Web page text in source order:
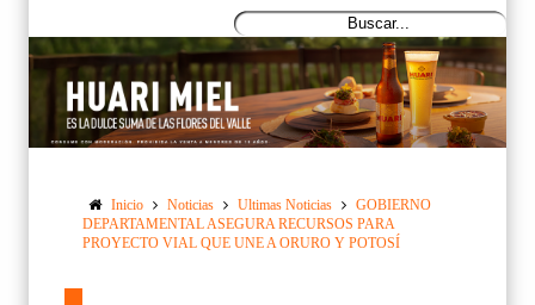
Inicio Noticias Ultimas Noticias
GOBIERNO
DEPARTAMENTAL ASEGURA RECURSOS PARA
PROYECTO VIAL QUE UNE A ORURO Y POTOSÍ